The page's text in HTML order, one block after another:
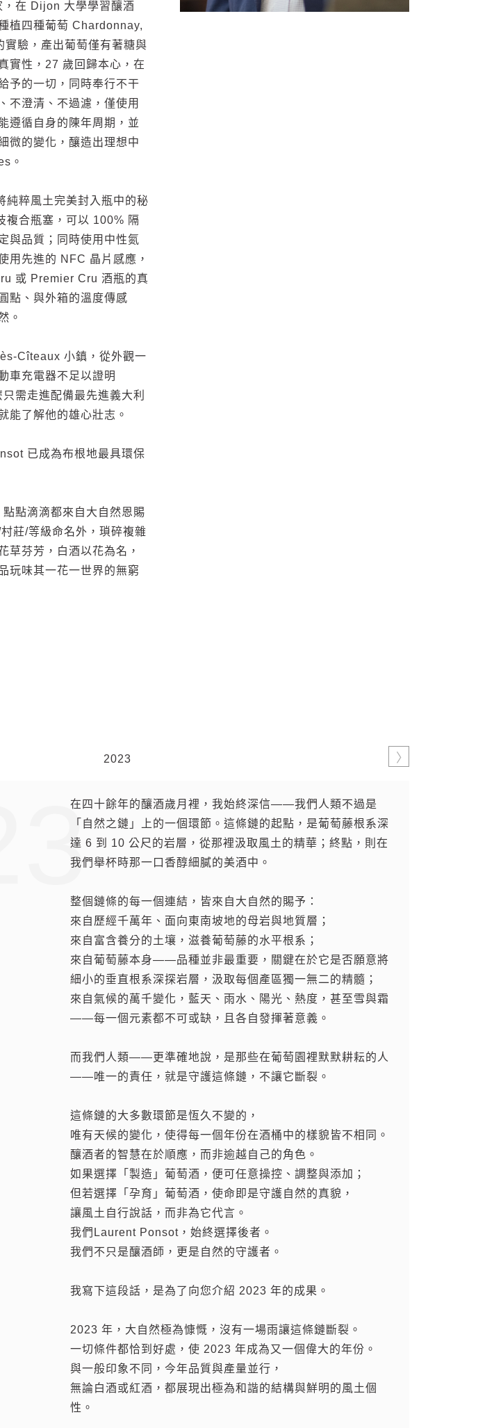
在 Dijon 大學學習釀酒
植四種葡萄 Chardonnay,
驗，產出葡萄僅有著糖與
實性，27 歲回歸本心，在
予的一切，同時奉行不干
不澄清、不過濾，僅使用
遵循自身的陳年周期，並
微的變化，釀造出理想中
。
粹風土完美封入瓶中的秘
複合瓶塞，可以 100% 隔
與品質；同時使用中性氮
用先進的 NFC 晶片感應，
或 Premier Cru 酒瓶的真
點、與外箱的溫度傳感
。
Cîteaux 小鎮，從外觀一
車充電器不足以證明
需走進配備最先進義大利
能了解他的雄心壯志。
已成為布根地最具環保
點滴滴都來自大自然恩賜
莊/等級命名外，瑣碎複雜
草芬芳，白酒以花為名，
玩味其一花一世界的無窮
2023
在四十餘年的釀酒歲月裡，我始終深信——我們人類不過是
「自然之鏈」上的一個環節。這條鏈的起點，是葡萄藤根系深
達 6 到 10 公尺的岩層，從那裡汲取風土的精華；終點，則在
我們舉杯時那一口香醇細膩的美酒中。
整個鏈條的每一個連結，皆來自大自然的賜予：
來自歷經千萬年、面向東南坡地的母岩與地質層；
來自富含養分的土壤，滋養葡萄藤的水平根系；
來自葡萄藤本身——品種並非最重要，關鍵在於它是否願意將
細小的垂直根系深探岩層，汲取每個產區獨一無二的精髓；
來自氣候的萬千變化，藍天、雨水、陽光、熱度，甚至雪與霜
——每一個元素都不可或缺，且各自發揮著意義。
而我們人類——更準確地說，是那些在葡萄園裡默默耕耘的人
——唯一的責任，就是守護這條鏈，不讓它斷裂。
這條鏈的大多數環節是恆久不變的，
唯有天候的變化，使得每一個年份在酒桶中的樣貌皆不相同。
釀酒者的智慧在於順應，而非逾越自己的角色。
如果選擇「製造」葡萄酒，便可任意操控、調整與添加；
但若選擇「孕育」葡萄酒，使命即是守護自然的真貌，
讓風土自行說話，而非為它代言。
我們Laurent Ponsot，始終選擇後者。
我們不只是釀酒師，更是自然的守護者。
我寫下這段話，是為了向您介紹 2023 年的成果。
2023 年，大自然極為慷慨，沒有一場雨讓這條鏈斷裂。
一切條件都恰到好處，使 2023 年成為又一個偉大的年份。
與一般印象不同，今年品質與產量並行，
無論白酒或紅酒，都展現出極為和諧的結構與鮮明的風土個
性。
2022
失序的瘋狂行為正在席捲全球。
衝突在各大洲間此起彼落發生、無能的政客、不穩定的經
濟…..種種，似乎沒有什麼能讓我們露出微笑……也許除了分
介紹 2021 年份葡萄酒時，我也提到瘋狂現象也正在Burgundy
發生，土地不斷增值，同步影響上漲的葡萄酒價格，政府每六
個月修改法規，疫情後衰退的經濟逐漸耗盡了生產者儲備能
量，我們正在竭盡所能維持營運，因此，儘管原料、葡萄或葡
萄汁的價格再次上漲，但我決定讓 2022年份價格與 2021 年
份保持在完全相同的水平。
2022年份葡萄酒相當美好，獲得所有讚賞，毫無疑問帶給品嚐
的人們一抹微笑，這一年大自然之母如此慷慨，讓產量恢復正
與熱情，專注於【高級訂製】的葡萄酒釀造工藝，這是我們今
日呈現給您的優質佳釀。
如果瘋狂包圍著我們，讓我們也瘋狂吧……讓我們無憂無慮地
分享這些神之甘露！
2021
陰 – Burgundy 酒款十分優異
陽 – Burgundy 大環境不受控
陰 – Burgundy 酒款十分優異
2021與2022酒款無可否認的和我先前提到，如同2020年份優
良品質，令人驚豔。
陽 – Burgundy 大環境不受控
土地價格高漲到令人眼花撩亂，目瞪口呆，也連帶影響勞工薪
資。葡萄農只能自求多福，或許葡萄園不再屬於葡萄農，而是
投資者或投資集團的日子即將到來。
政府透過遺產稅制度，推波助瀾，以最近一次交易來看，漲價
的數字恰好吸收稅額。這個惡性循環，讓葡萄種植者必須出售
我們在或許通向懸崖的斜坡上疾馳，除非認清事實或其他解決
方案，否則將一蹶不振!葡萄、葡萄汁與葡萄酒價格大幅上漲，
在2019~2023間，平均上漲44%，加上包裝、玻璃瓶、電力成
本，葡萄酒越來越貴的原因一目了然。
我試著控制2020前的年份酒款不漲價，但時至今日，即使減少
我們的利潤，依舊不得不為之，我為此感到十分抱歉。目前提
紅酒數量，但白酒產量卻微不足道，有些酒款甚至由於缺乏葡
萄，無法生產，例如 Meursault Blagny。
稀少代表著高價。
2019
自2015年LAURENT PONSOT 酒莊問世，倚仗科技的傳統釀
酒精神，在LAURENT PONSOT的酒款中，得到了趨向完美
的詮釋，只使用五年以上的舊橡木桶進行陳年、以及擁抱新科
技來彌補傳統裝瓶可能對葡萄酒帶來的耗損等兩大理念，一向
草自然的名稱來取代VIEILLES VIGNES、TRES VIEILLES
VIGNES等各種CUVEE名稱，更是展現了與自然共生的童
趣，也是淡然看待布根地分級下的逐利態度。
2019年開始，LAURENT PONSOT陸續收購了更多葡萄園，
地塊包含了BOURGOGNE（地區葡萄酒）、GEVREY村莊、
以及從未見過的GEVREY一級園EN ERGOT、CHAMBOLLE
村莊、CHAMBOLLE一級園 LES SENTIERS和0.25公頃的
法文中的 HAUTE COUTURE 一詞最早被法國高級時裝公會
使用在頂級手工訂製的服飾上，而LAURENT PONSOT的釀
的布根地高級訂製葡萄酒HAUTE COUTURE WINES，也能
理解到對於釀酒工藝的自信與宏圖。截至 2019年，酒莊的紅
白酒比例佔比為紅酒2/3、白酒1/3，在歷經前幾年的酒莊初創
與風格確立的陣痛期後，LAURENT PONSOT 2019年可以說
是集大成於一年的圓滿代表作。
2017
2017是個美好而慷慨的一年；不論紅白葡萄酒皆擁有極為優越
的品質與產量。Laurent Ponsot於此年份增加了許多新葡萄
園，總產量大約來到80,000瓶。相較於2016年份的47,000
瓶，大幅提升，展現出團隊無比的活力與專業。團隊成員們皆
到非常榮幸與感激。產量提升之餘，釀造出高品質葡萄酒更是
首要任務。因此，Laurent Ponsot 也逐步在Gevrey
Chambertin 和 Chambolle Musigny 增加了越來越多優異的
葡萄園。